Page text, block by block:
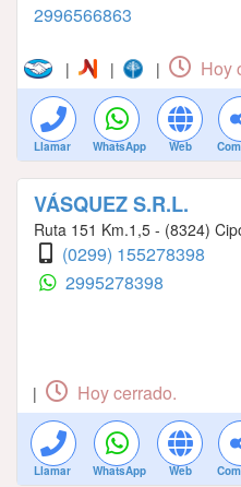
2996566863
| | | Hoy
Llamar WhatsApp Web
VÁSQUEZ S.R.L.
Ruta 151 Km.1,5 - (8324)
(0299) 155278398
2995278398
| Hoy cerrado.
Llamar WhatsApp Web